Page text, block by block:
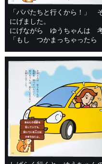
「パパたちと行くから！
にげました。
にげながら ゆうちゃんは 考
「もし つかまっちゃった